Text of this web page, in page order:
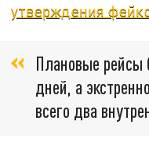
утверждения
Плановые рейсы
дней, а
всего два